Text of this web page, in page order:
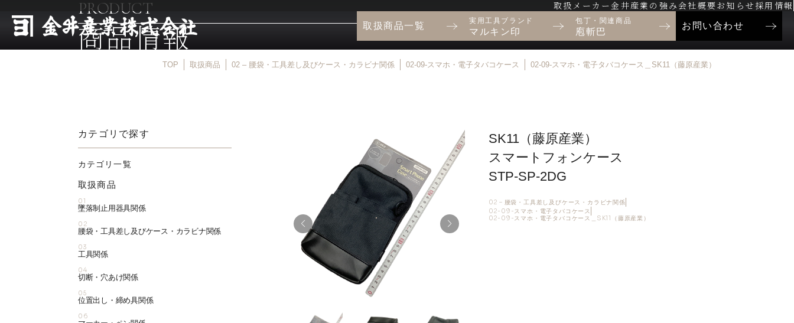
取扱メーカー金井産業の強み 会社概要お知らせ 採用情報
取扱商品一覧 実用工具ブランド
マルキン印
包丁・関連商品
庖斬巴
お問い合わせ
PRODUCT
商品情報
TOP 取扱商品 02 – 腰袋・工具差し及びケース・カラビナ関係 02-09-スマホ・電子タバコケース 02-09-スマホ・電子タバコケース＿SK11（藤原産業）
SK11（藤原産業）
スマートフォンケース
STP-SP-2DG
02 – 腰袋・工具差し及びケース・カラビナ関係
02-09-スマホ・電子タバコケース
02-09-スマホ・電子タバコケース＿SK11（藤原産業）
カテゴリで探す
カテゴリ一覧
取扱商品
01
墜落制止用器具関係
02
腰袋・工具差し及びケース・カラビナ関係
03
工具関係
04
切断・穴あけ関係
05
位置出し・締め具関係
06